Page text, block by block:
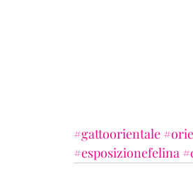
#gattoorientale
#esposizionefelina